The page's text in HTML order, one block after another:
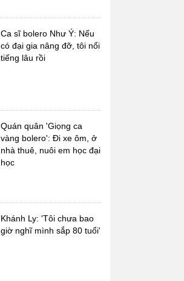
Ca sĩ bolero Như Ý: Nếu
có đại gia nâng đỡ, tôi nổi
tiếng lâu rồi
Quán quân 'Giọng ca
vàng bolero': Đi xe ôm, ở
nhà thuê, nuôi em học đại
học
Khánh Ly: 'Tôi chưa bao
giờ nghĩ mình sắp 80 tuổi'